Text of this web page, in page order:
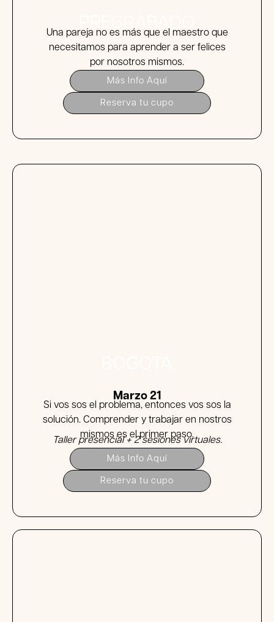
PREGRABADO
Una pareja no es más que el maestro que
necesitamos para aprender a ser felices
por nosotros mismos.
Más Info Aquí
Reserva tu cupo
Marzo 21
Si vos sos el problema, entonces vos sos la
solución. Comprender y trabajar en nostros
mismos es el primer paso.
Taller presencial + 2 sesiones virtuales.
Más Info Aquí
Reserva tu cupo